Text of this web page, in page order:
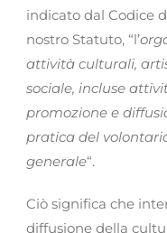
indicato dal Codice
nostro Statuto, “l’
attività culturali,
sociale, incluse
promozione e
pratica del
generale“.
Ciò significa che
diffusione della